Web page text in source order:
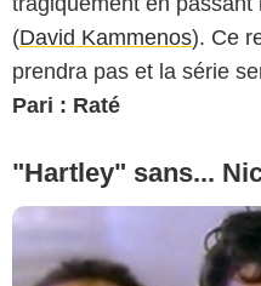
(David Kammenos). Ce
prendra pas et la série
Pari : Raté
"Hartley" sans...